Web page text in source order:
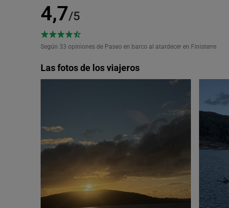
4,7/5
Según 33 opiniones de Paseo en barco al atardecer en Finisterre
Las fotos de los viajeros